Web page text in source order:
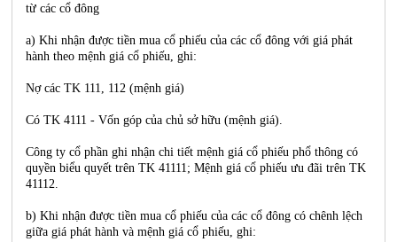
từ các cổ đông
a) Khi nhận được tiền mua cổ phiếu của các cổ đông với giá phát
hành theo mệnh giá cổ phiếu, ghi:
Nợ các TK 111, 112 (mệnh giá)
Có TK 4111 - Vốn góp của chủ sở hữu (mệnh giá).
Công ty cổ phần ghi nhận chi tiết mệnh giá cổ phiếu phổ thông có
quyền biểu quyết trên TK 41111; Mệnh giá cổ phiếu ưu đãi trên TK
41112.
b) Khi nhận được tiền mua cổ phiếu của các cổ đông có chênh lệch
giữa giá phát hành và mệnh giá cổ phiếu, ghi: